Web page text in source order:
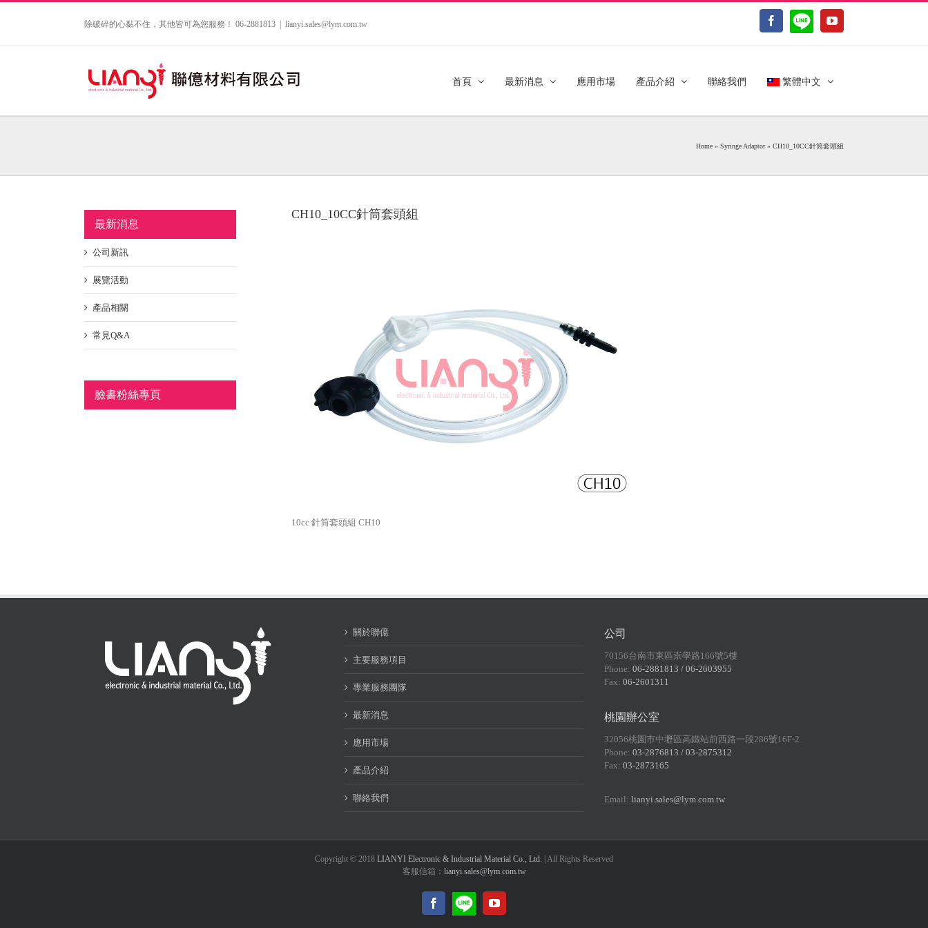
除破碎的心黏不住，其他皆可為您服務！ 06-2881813 | lianyi.sales@lym.com.tw Facebook
LINE@ YouTube
首頁 最新消息 應用市場 產品介紹 聯絡我們 繁體中文
Home » Syringe Adaptor» CH10_10CC針筒套頭組
CH10_10CC針筒套頭組
10cc 針筒套頭組 CH10
最新消息
公司新訊
展覽活動
產品相關
常見Q&A
臉書粉絲專頁
關於聯億
主要服務項目
專業服務團隊
最新消息
應用市場
產品介紹
聯絡我們
公司
70156台南市東區崇學路166號5樓
Phone:06-2881813 / 06-2603955
Fax:06-2601311
桃園辦公室
32056桃園市中壢區高鐵站前西路一段286號16F-2
Phone:03-2876813 / 03-2875312
Fax:03-2873165
Email:lianyi.sales@lym.com.tw
Copyright © 2018 LIANYI Electronic & Industrial Material Co., Ltd. | All Rights Reserved
客服信箱： lianyi.sales@lym.com.tw
Facebook
LINE@ YouTube